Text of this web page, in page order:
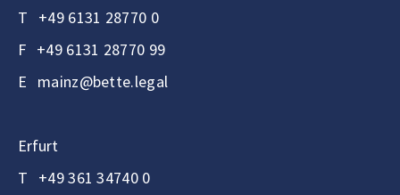
T +49 6131 28770 0
F +49 6131 28770 99
E mainz@bette.legal
Erfurt
T +49 361 34740 0